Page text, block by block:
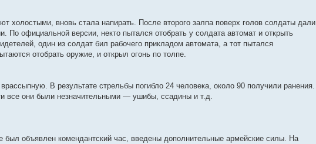
холостыми, вновь стала напирать. После второго залпа поверх голов солдаты дали
По официальной версии, некто пытался отобрать у солдата автомат и открыть
один из солдат бил рабочего прикладом автомата, а тот пытался
отобрать оружие, и открыл огонь по толпе.
В результате стрельбы погибло 24 человека, около 90 получили ранения.
все они были незначительными — ушибы, ссадины и т.д.
объявлен комендантский час, введены дополнительные армейские силы. На